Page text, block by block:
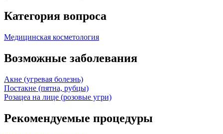
Категория вопроса
Медицинская косметология
Возможные заболевания
Акне (угревая болезнь)
Постакне (пятна, рубцы)
Розацеа на лице (розовые угри)
Рекомендуемые процедуры